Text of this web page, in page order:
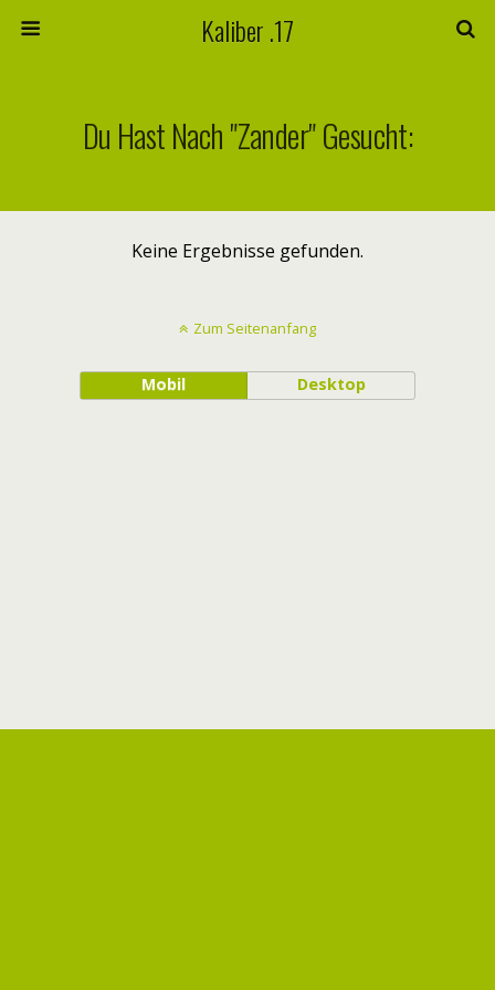
Kaliber .17
Du Hast Nach "zander" Gesucht:
Keine Ergebnisse gefunden.
Zum Seitenanfang
Mobil Desktop